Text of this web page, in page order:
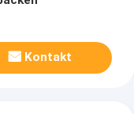
Kontakt